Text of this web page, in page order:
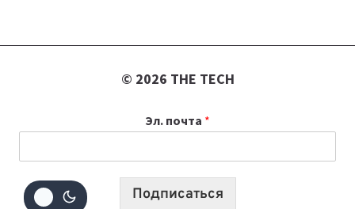
© 2026 THE TECH
Эл. почта *
Подписаться